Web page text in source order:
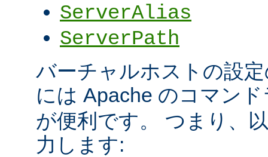
ServerAlias
ServerPath
バーチャルホストの設
には Apache のコマン
が便利です。 つまり、
力します: